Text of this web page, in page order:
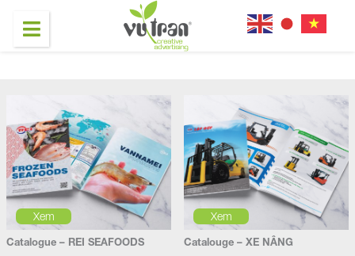
Xem
Catalogue – REI SEAFOODS
Xem
Catalouge – XE NÂNG